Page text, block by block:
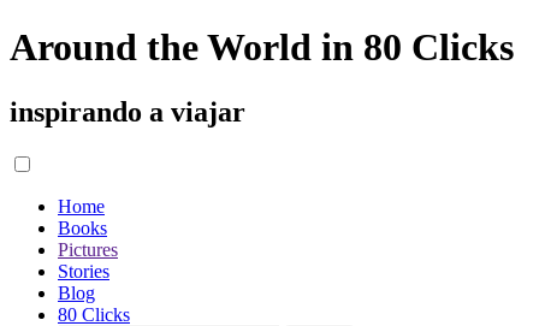
Around the World in 80 Clicks
inspirando a viajar
Home
Books
Pictures
Stories
Blog
80 Clicks